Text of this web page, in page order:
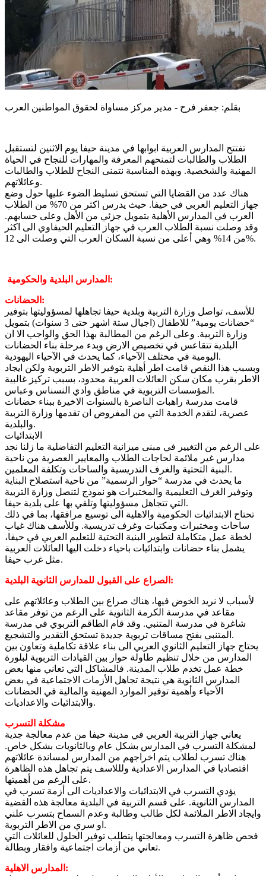
بقلم: جعفر فرح - مدير مركز مساواة لحقوق المواطنين العرب
تفتتح المدارس العربية ابوابها في مدينة حيفا يوم الاثنين لتستقبل
الطلاب والطالبات لتمنحهم المعرفة والمهارات للنجاح في الحياة
المهنية والشخصية. وبهذه المناسبة نتمنى النجاح للطلاب والطالبات
وعائلاتهم.
هناك عدد من القضايا التي تستحق تسليط الضوء عليها حول وضع
جهاز التعليم العربي في حيفا. حيث يدرس اكثر من 70% من الطلاب
العرب في المدارس الأهلية بتمويل جزئي من الأهل وعلى حسابهم.
وقد وصلت نسبة الطلاب العرب في جهاز التعليم الحيفاوي الى اكثر
من 14% وهي أعلى من نسبة السكان العرب التي وصلت الى 12%.
المدارس البلدية والحكومية:
الحضانات:
للأسف، تواصل وزارة التربية وبلدية حيفا تجاهلها لمسؤوليتها بتوفير
“حضانات يومية” للاطفال (اجيال ستة اشهر حتى 3 سنوات) بتمويل
وزارة التربية. وعلى الرغم من المطالبة بهذا الحق والواجب الا ان
البلدية تتقاعس في تخصيص الارض وبدء مرحلة بناء الحضانات
اليومية في مختلف الآحياء، كما يحدث في الآحياء اليهودية.
وبسبب هذا النقص قامت اطر أهلية بتوفير الاطر التربوية ولكن ايجاد
الاطر بقرب مكان سكن العائلات العربية محدود، بسبب تركيز غالبية
المؤسسات التربوية في مناطق وادي النسناس وعباس.
قامت مدرسة راهبات الناصرة بالسنوات الاخيرة ببناء حضانات
عصرية، لتقدم الخدمة التي من المفروض ان تقدمها وزارة التربية
والبلدية.
الابتدائيات
على الرغم من التغيير في مبنى ميزانية التعليم التفاضلية ما زلنا نجد
مدارس غير ملائمة لحاجات الطلاب والمعايير العصرية من ناحية
البنية التحتية والغرف التدريسية والساحات وتكلفة المعلمين.
ما يحدث في مدرسة “حوار الرسمية” من ناحية استصلاح البناية
وتوفير الغرف التعليمية والمختبرات هو نموذج لتنصل وزارة التربية
التي تتجاهل مسؤوليتها وتلقي بها على بلدية حيفا.
تحتاح الابتدائيات الحكومية والاهلية الى توسيع مرافقها، بما في ذلك
ساحات ومختبرات ومكتبات وغرف تدريسية. وللأسف هناك غياب
لخطة عمل متكاملة لتطوير البنية التحتية للتعليم العربي في حيفا،
يشمل بناء حضانات وابتدائيات باحياء دخلت اليها العائلات العربية
مثل غرب حيفا.
الصراع على القبول للمدارس الثانوية البلدية:
لأسباب لا نريد الخوض فيها، هناك صراع بين الطلاب وعائلاتهم على
مقاعد في مدرسة الكرمة الثانوية على الرغم من توفر مقاعد
شاغرة في مدرسة المتنبي. وقد قام الطاقم التربوي في مدرسة
المتنبي بفتح مساقات تربوية جديدة تستحق التقدير والتشجيع.
يحتاج جهاز التعليم الثانوي العربي الى بناء علاقة تكاملية وتعاون بين
المدارس من خلال تنظيم طاولة حوار بين القيادات التربوية لبلورة
خطة عمل تخدم طلاب المدينة. فالمشاكل التي تعاني منها بعض
المدارس الثانوية هي نتيجة تجاهل الأزمات الاجتماعية في بعض
الأحياء وأهمية توفير الموارد المهنية والمالية في الحضانات
والابتدائيات والاعداديات.
مشكلة التسرب
يعاني جهاز التربية العربي في مدينة حيفا من عدم معالجة جدية
لمشكلة التسرب في المدارس بشكل عام وبالثانويات بشكل خاص.
هناك تسرب لطلاب يتم اخراجهم من المدارس لمساندة عائلاتهم
اقتصاديا في المدارس الاعدادية ولللاسف يتم تجاهل هذه الظاهرة
على الرغم من أهميتها.
يؤدي التسرب في الابتدائيات والاعداديات الى أزمة تسرب في
المدارس الثانوية. على قسم التربية في البلدية معالجة هذه القضية
وايجاد الاطر الملائمة لكل طالب وطالبة وعدم السماح بتسرب علني
او سري من الاطر التربوية.
فحص ظاهرة التسرب ومعالجتها يتطلب توفير الحلول للعائلات التي
تعاني من أزمات اجتماعية وافقار وبطالة.
المدارس الاهلية: